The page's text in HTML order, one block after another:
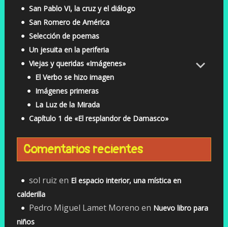
San Pablo VI, la cruz y el diálogo
San Romero de América
Selección de poemas
Un jesuita en la periferia
Viejas y queridas «Imágenes»
El Verbo se hizo imagen
Imágenes primeras
La Luz de la Mirada
Capítulo 1 de «El resplandor de Damasco»
Comentarios recientes
sol ruiz en El espacio interior, una mística en
calderilla
Pedro Miguel Lamet Moreno en Nuevo libro para
niños